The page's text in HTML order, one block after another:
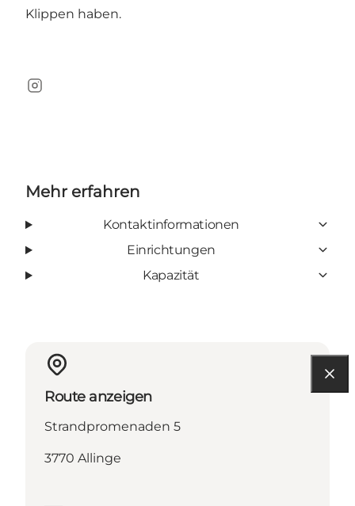
Klippen haben.
Instagram
Mehr erfahren
Kontaktinformationen
Einrichtungen
Kapazität
Route anzeigen
Strandpromenaden 5
3770 Allinge